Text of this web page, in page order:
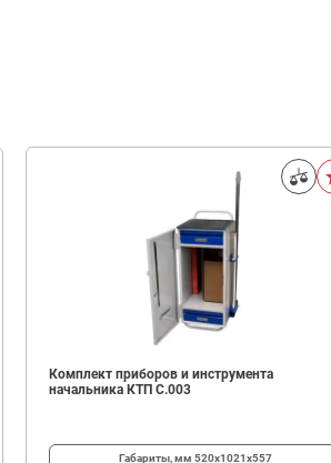
Комплект приборов и инструмента
начальника КТП C.003
Габариты, мм 520х1021х557